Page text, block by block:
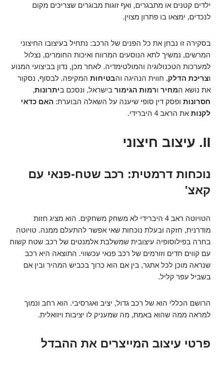
ילדים קטנים או מתבגרים, ואף זוגות מבוגרים שצריכים מקום
לנכדים, ימצאו בו פתרון מצוין.
בסקירה זו נבחן את כל הפנים של הרכב: נתחיל בעיצובו החיצוני
המרשים, נמשיך לתא הנוסעים המרווח ואיכות החומרים, נצלול
למערכות הטכנולוגיה והמולטימדיה. לאחר מכן, נדון בביצועי המנוע
וצריכת הדלק, חווית הנהיגה והבטיחות המקיפה. לבסוף, נסקור
את נושא המחיר ורמות הגימור בישראל, ונסכם ביתרונות,
חסרונות ופסק דין סופי שיענה על השאלה הבוערת: האם כדאי
לקנות את הראב 4 היברידי.
II. עיצוב חיצוני
נוכחות דרמטית: רכב שטח-פנאי עם
קאצ'
הטויוטה ראב 4 היברידי לא משחק משחקים. הוא מציג חזות
מודרנית, חזקה ובעלת נוכחות שאי אפשר להתעלם ממנה. טויוטה
בחרה בפילוסופיה עיצובית שמשלבת אלמנטים של רכב שטח קשוח
עם קווים חדים וזורמים של רכב פנאי עכשווי. התוצאה היא רכב
שנראה מוכן לכל אתגר, בין אם הוא כרוך בכביש המהיר ובין אם
בשביל עפר קליל.
הרושם הכללי הוא של רכב גדול, יציב ואגרסיבי. הוא רחב ונמוך
למראה ממה שהוא באמת, מה שמעניק לו יציבות ויזואלית.
פרטי עיצוב המייצרים את ההבדל